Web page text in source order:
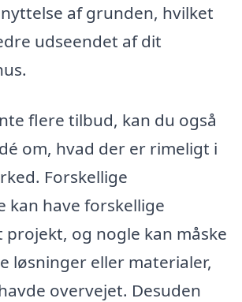
af grunden, hvilket
udseendet af dit
flere tilbud, kan du også
om, hvad der er rimeligt i
Forskellige
kan have forskellige
og nogle kan måske
løsninger eller materialer,
overvejet. Desuden